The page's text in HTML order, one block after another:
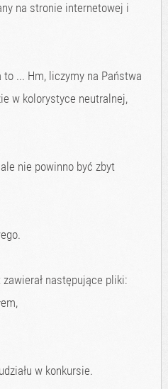
na stronie internetowej i
... Hm, liczymy na Państwa
w kolorystyce neutralnej,
nie powinno być zbyt
następujące pliki:
w konkursie.